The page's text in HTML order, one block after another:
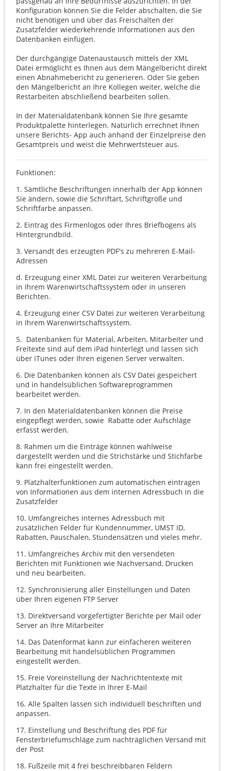
Konfiguration können Sie die Felder abschalten, die Sie
nicht benötigen und über das Freischalten der
Zusatzfelder wiederkehrende Informationen aus den
Datenbanken einfügen.
Der durchgängige Datenaustausch mittels der XML
Datei ermöglicht es Ihnen aus dem Mängelbericht direkt
einen Abnahmebericht zu generieren. Oder Sie geben
den Mängelbericht an Ihre Kollegen weiter, welche die
Restarbeiten abschließend bearbeiten sollen.
In der Materialdatenbank können Sie Ihre gesamte
Produktpalette hinterlegen. Natürlich errechnet Ihnen
unsere Berichts- App auch anhand der Einzelpreise den
Gesamtpreis und weist die Mehrwertsteuer aus.
Funktionen:
1.Sämtliche Beschriftungen innerhalb der App können
Sie ändern, sowie die Schriftart, Schriftgröße und
Schriftfarbe anpassen.
2. Eintrag des Firmenlogos oder Ihres Briefbogens als
Hintergrundbild.
3.Versandt des erzeugten PDF's zu mehreren E-Mail-
Adressen
d. Erzeugung einer XML Datei zur weiteren Verarbeitung
in Ihrem Warenwirtschaftssystem oder in unseren
Berichten.
4. Erzeugung einer CSV Datei zur weiteren Verarbeitung
in Ihrem Warenwirtschaftssystem.
5. Datenbanken für Material, Arbeiten, Mitarbeiter und
Freitexte sind auf dem iPad hinterlegt und lassen sich
über iTunes oder Ihren eigenen Server verwalten.
6. Die Datenbanken können als CSV Datei gespeichert
und in handelsüblichen Softwareprogrammen
bearbeitet werden.
7. In den Materialdatenbanken können die Preise
eingepflegt werden, sowie Rabatte oder Aufschläge
erfasst werden.
8. Rahmen um die Einträge können wahlweise
dargestellt werden und die Strichstärke und Stichfarbe
kann frei eingestellt werden.
9. Platzhalterfunktionen zum automatischen eintragen
von Informationen aus dem internen Adressbuch in die
Zusatzfelder
10. Umfangreiches internes Adressbuch mit
zusätzlichen Felder für Kundennummer, UMST ID,
Rabatten, Pauschalen, Stundensätzen und vieles mehr.
11. Umfangreiches Archiv mit den versendeten
Berichten mit Funktionen wie Nachversand, Drucken
und neu bearbeiten.
12. Synchronisierung aller Einstellungen und Daten
über Ihren eigenen FTP Server
13. Direktversand vorgefertigter Berichte per Mail oder
Server an Ihre Mitarbeiter
14. Das Datenformat kann zur einfacheren weiteren
Bearbeitung mit handelsüblichen Programmen
eingestellt werden.
15. Freie Voreinstellung der Nachrichtentexte mit
Platzhalter für die Texte in Ihrer E-Mail
16.Alle Spalten lassen sich individuell beschriften und
anpassen.
17. Einstellung und Beschriftung des PDF für
Fensterbriefumschläge zum nachträglichen Versand mit
der Post
18. Fußzeile mit 4 frei beschreibbaren Feldern